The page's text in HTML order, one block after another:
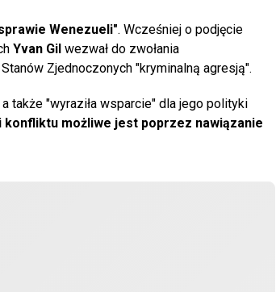
Wenezueli". Wcześniej o podjęcie
Yvan Gil wezwał do zwołania
Zjednoczonych "kryminalną agresją".
także "wyraziła wsparcie" dla jego polityki
możliwe jest poprzez nawiązanie